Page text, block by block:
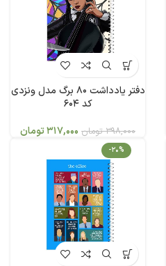
دفتر یادداشت 80 برگ مدل ونزدی
کد 604
398,000 تومان 317,000تومان
-20%